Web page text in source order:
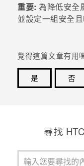
重要: 為降低安全
並設定一組安全
覺得這篇文章有用
是
否
尋找